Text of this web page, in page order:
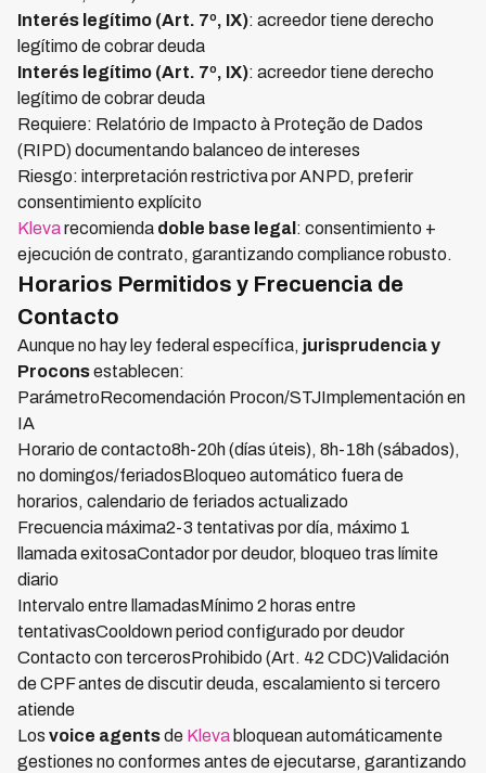
Interés legítimo (Art. 7º, IX): acreedor tiene derecho
legítimo de cobrar deuda
Interés legítimo (Art. 7º, IX): acreedor tiene derecho
legítimo de cobrar deuda
Requiere: Relatório de Impacto à Proteção de Dados
(RIPD) documentando balanceo de intereses
Riesgo: interpretación restrictiva por ANPD, preferir
consentimiento explícito
Klevarecomienda doble base legal : consentimiento +
ejecución de contrato, garantizando compliance robusto.
Horarios Permitidos y Frecuencia de
Contacto
Aunque no hay ley federal específica, jurisprudencia y
Proconsestablecen:
ParámetroRecomendación Procon/STJImplementación en
IA
Horario de contacto8h-20h (días úteis), 8h-18h (sábados),
no domingos/feriadosBloqueo automático fuera de
horarios, calendario de feriados actualizado
Frecuencia máxima2-3 tentativas por día, máximo 1
llamada exitosaContador por deudor, bloqueo tras límite
diario
Intervalo entre llamadasMínimo 2 horas entre
tentativasCooldown period configurado por deudor
Contacto con tercerosProhibido (Art. 42 CDC)Validación
de CPF antes de discutir deuda, escalamiento si tercero
atiende
Los voice agentsde Kleva bloquean automáticamente
gestiones no conformes antes de ejecutarse, garantizando